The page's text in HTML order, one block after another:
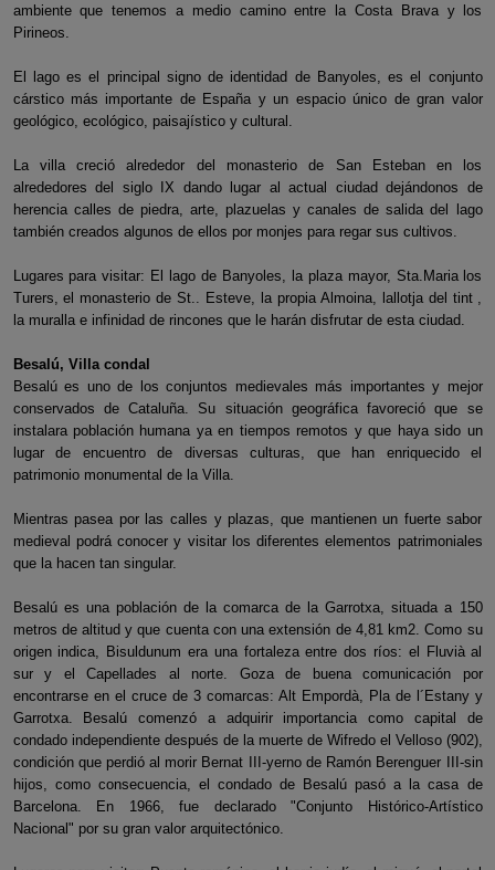
ambiente que tenemos a medio camino entre la Costa Brava y los
Pirineos.
El lago es el principal signo de identidad de Banyoles, es el conjunto
cárstico más importante de España y un espacio único de gran valor
geológico, ecológico, paisajístico y cultural.
La villa creció alrededor del monasterio de San Esteban en los
alrededores del siglo IX dando lugar al actual ciudad dejándonos de
herencia calles de piedra, arte, plazuelas y canales de salida del lago
también creados algunos de ellos por monjes para regar sus cultivos.
Lugares para visitar: El lago de Banyoles, la plaza mayor, Sta.Maria los
Turers, el monasterio de St.. Esteve, la propia Almoina, lallotja del tint ,
la muralla e infinidad de rincones que le harán disfrutar de esta ciudad.
Besalú, Villa condal
Besalú es uno de los conjuntos medievales más importantes y mejor
conservados de Cataluña. Su situación geográfica favoreció que se
instalara población humana ya en tiempos remotos y que haya sido un
lugar de encuentro de diversas culturas, que han enriquecido el
patrimonio monumental de la Villa.
Mientras pasea por las calles y plazas, que mantienen un fuerte sabor
medieval podrá conocer y visitar los diferentes elementos patrimoniales
que la hacen tan singular.
Besalú es una población de la comarca de la Garrotxa, situada a 150
metros de altitud y que cuenta con una extensión de 4,81 km2. Como su
origen indica, Bisuldunum era una fortaleza entre dos ríos: el Fluvià al
sur y el Capellades al norte. Goza de buena comunicación por
encontrarse en el cruce de 3 comarcas: Alt Empordà, Pla de l´Estany y
Garrotxa. Besalú comenzó a adquirir importancia como capital de
condado independiente después de la muerte de Wifredo el Velloso (902),
condición que perdió al morir Bernat III-yerno de Ramón Berenguer III-sin
hijos, como consecuencia, el condado de Besalú pasó a la casa de
Barcelona. En 1966, fue declarado "Conjunto Histórico-Artístico
Nacional" por su gran valor arquitectónico.